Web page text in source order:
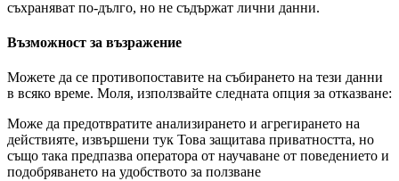
съхраняват по-дълго, но не съдържат лични данни.
Възможност за възражение
Можете да се противопоставите на събирането на тези данни
в всяко време. Моля, използвайте следната опция за отказване:
Може да предотвратите анализирането и агрегирането на
действияте, извършени тук Това защитава приватността, но
също така предпазва оператора от научаване от поведението и
подобряването на удобството за ползване